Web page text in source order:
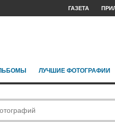
ГАЗЕТА
ЛУЧШИЕ ФОТОГРАФИИ